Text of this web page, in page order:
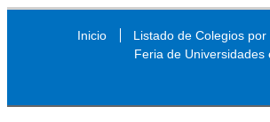
Inicio
Listado de Colegios por
Feria de Universidades